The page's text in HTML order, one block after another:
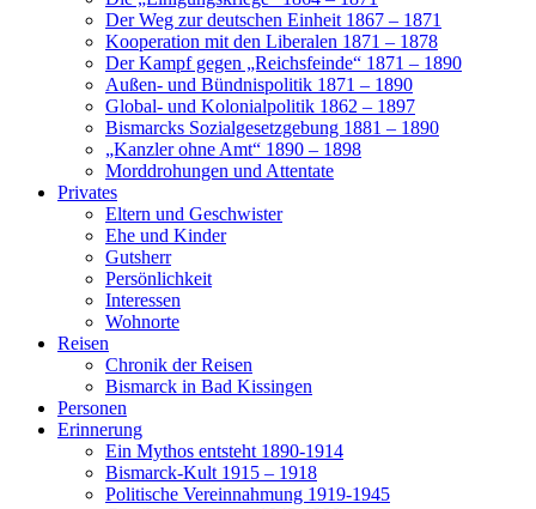
Der Weg zur deutschen Einheit 1867 – 1871
Kooperation mit den Liberalen 1871 – 1878
Der Kampf gegen „Reichsfeinde“ 1871 – 1890
Außen- und Bündnispolitik 1871 – 1890
Global- und Kolonialpolitik 1862 – 1897
Bismarcks Sozialgesetzgebung 1881 – 1890
„Kanzler ohne Amt“ 1890 – 1898
Morddrohungen und Attentate
Privates
Eltern und Geschwister
Ehe und Kinder
Gutsherr
Persönlichkeit
Interessen
Wohnorte
Reisen
Chronik der Reisen
Bismarck in Bad Kissingen
Personen
Erinnerung
Ein Mythos entsteht 1890-1914
Bismarck-Kult 1915 – 1918
Politische Vereinnahmung 1919-1945